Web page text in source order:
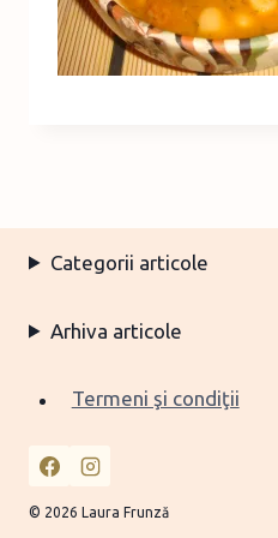
Categorii articole
Arhiva articole
Termeni şi condiţii
© 2026 Laura Frunză